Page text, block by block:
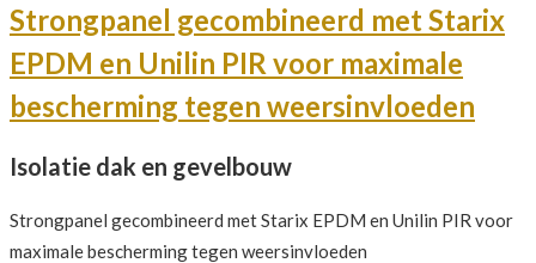
Strongpanel gecombineerd met Starix
EPDM en Unilin PIR voor maximale
bescherming tegen weersinvloeden
Isolatie dak en gevelbouw
Strongpanel gecombineerd met Starix EPDM en Unilin PIR voor
maximale bescherming tegen weersinvloeden